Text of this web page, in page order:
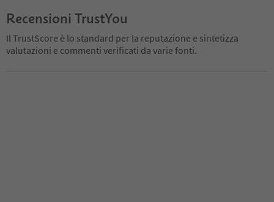
Recensioni TrustYou
Il TrustScore è lo standard per la reputazione e sintetizza
valutazioni e commenti verificati da varie fonti.